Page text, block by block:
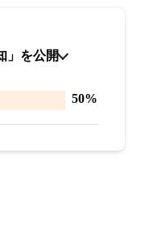
」を公開
50%